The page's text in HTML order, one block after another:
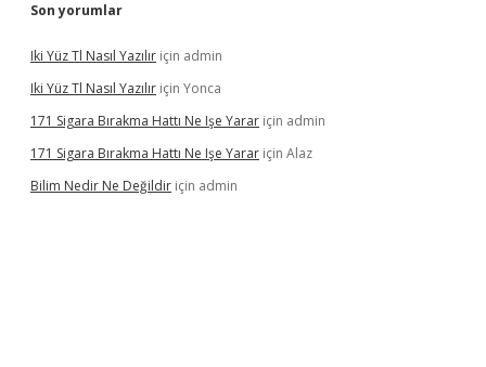
Son yorumlar
Iki Yüz Tl Nasıl Yazılır için admin
Iki Yüz Tl Nasıl Yazılır için Yonca
171 Sigara Bırakma Hattı Ne Işe Yarar için admin
171 Sigara Bırakma Hattı Ne Işe Yarar için Alaz
Bilim Nedir Ne Değildir için admin